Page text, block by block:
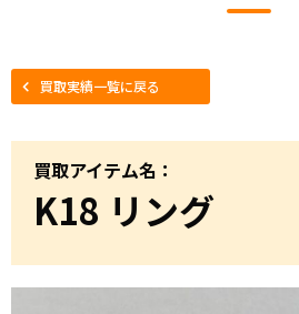
買取実績一覧に戻る
買取アイテム名：
K18 リング